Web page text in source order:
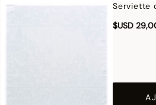
Serviette
$USD